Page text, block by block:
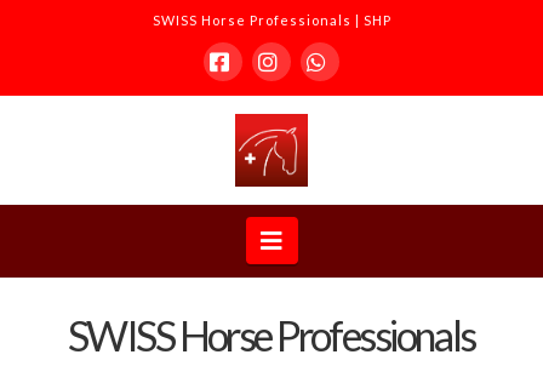
SWISS Horse Professionals | SHP
FacebookInstagramWhatsapp
Horse
Professionals
Navigation
SWISS Horse Professionals